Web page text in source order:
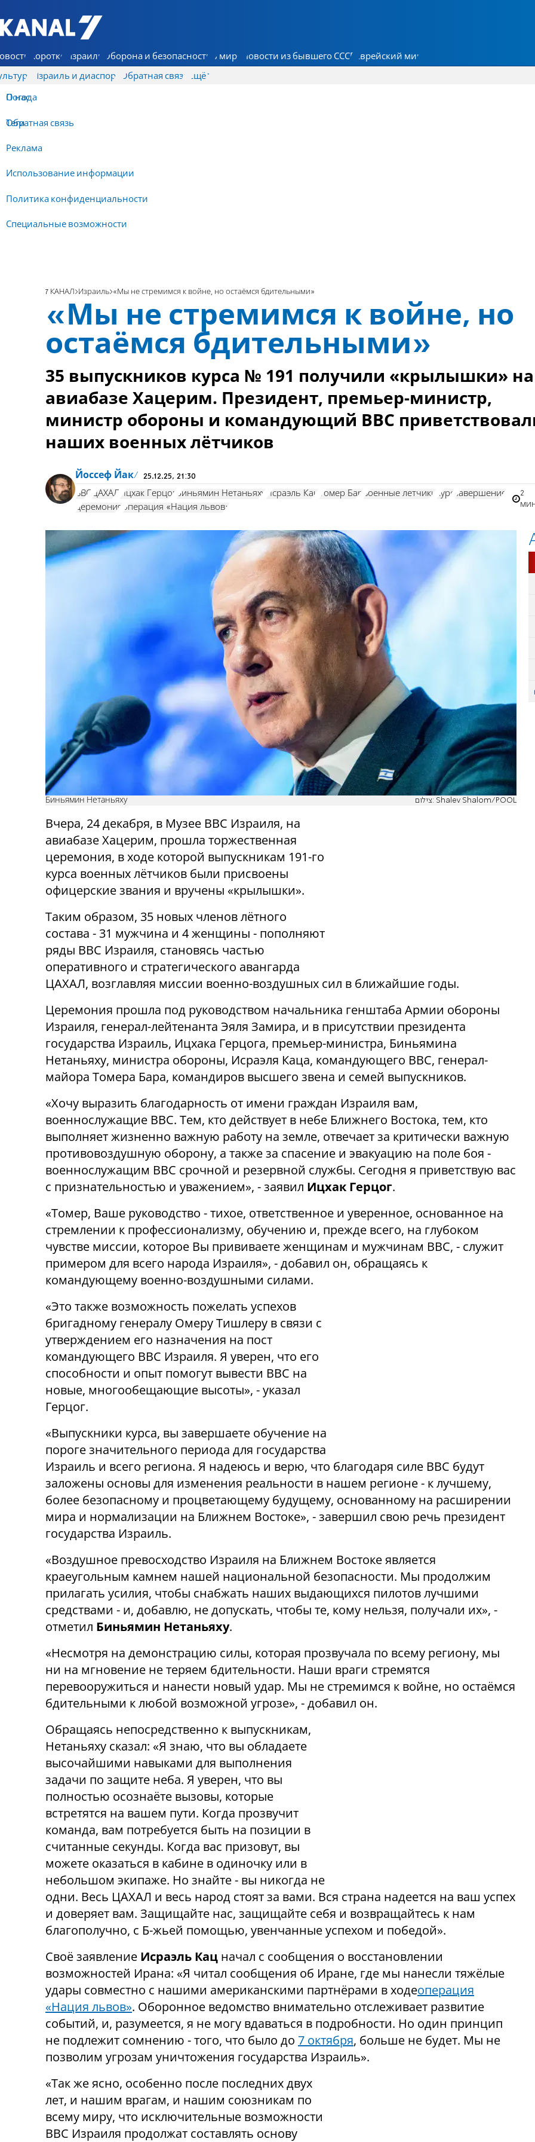
7 КАНАЛ - Аруц Шева
Коротко Израиль Оборона и безопасность В мире Новости из бывшего СССР Еврейский мир
Израиль и диаспора Обратная связь
О нас
Обратная связь
Реклама
Использование информации
Политика конфиденциальности
Специальные возможности
Ещё
Погода
Теги
7 КАНАЛ Израиль «Мы не стремимся к войне, но остаёмся бдительными»
«Мы не стремимся к войне, но
остаёмся бдительными»
35 выпускников курса № 191 получили «крылышки» на
авиабазе Хацерим. Президент, премьер-министр,
министр обороны и командующий ВВС
наших военных лётчиков
Йоссеф Йак 25.12.25, 21:30
ВВС ЦАХАЛ Ицхак Герцог Биньямин Нетаньяху Исраэль Кац Томер Бар военные летчики курс завершение
церемония операция «Нация львов»
2
Биньямин Нетаньяху צילום: Shalev Shalom/POOL
Вчера, 24 декабря, в Музее ВВС Израиля, на
авиабазе Хацерим, прошла торжественная
церемония, в ходе которой выпускникам 191-го
курса военных лётчиков были присвоены
офицерские звания и вручены «крылышки».
Таким образом, 35 новых членов лётного
состава - 31 мужчина и 4 женщины - пополняют
ряды ВВС Израиля, становясь частью
оперативного и стратегического авангарда
ЦАХАЛ, возглавляя миссии военно-воздушных сил в ближайшие годы.
Церемония прошла под руководством начальника генштаба Армии обороны
Израиля, генерал-лейтенанта Эяля Замира, и в присутствии президента
государства Израиль, Ицхака Герцога, премьер-министра, Биньямина
Нетаньяху, министра обороны, Исраэля Каца, командующего ВВС, генерал-
майора Томера Бара, командиров высшего звена и семей выпускников.
«Хочу выразить благодарность от имени граждан Израиля вам,
военнослужащие ВВС. Тем, кто действует в небе Ближнего Востока, тем, кто
выполняет жизненно важную работу на земле, отвечает за критически важную
противовоздушную оборону, а также за спасение и эвакуацию на поле боя -
военнослужащим ВВС срочной и резервной службы. Сегодня я приветствую вас
с признательностью и уважением», - заявил Ицхак Герцог.
«Томер, Ваше руководство - тихое, ответственное и уверенное, основанное на
стремлении к профессионализму, обучению и, прежде всего, на глубоком
чувстве миссии, которое Вы прививаете женщинам и мужчинам ВВС, - служит
примером для всего народа Израиля», - добавил он, обращаясь к
командующему военно-воздушными силами.
«Это также возможность пожелать успехов
бригадному генералу Омеру Тишлеру в связи с
утверждением его назначения на пост
командующего ВВС Израиля. Я уверен, что его
способности и опыт помогут вывести ВВС на
новые, многообещающие высоты», - указал
Герцог.
«Выпускники курса, вы завершаете обучение на
пороге значительного периода для государства
Израиль и всего региона. Я надеюсь и верю, что благодаря силе ВВС будут
заложены основы для изменения реальности в нашем регионе - к лучшему,
более безопасному и процветающему будущему, основанному на расширении
мира и нормализации на Ближнем Востоке», - завершил свою речь президент
государства Израиль.
«Воздушное превосходство Израиля на Ближнем Востоке является
краеугольным камнем нашей национальной безопасности. Мы продолжим
прилагать усилия, чтобы снабжать наших выдающихся пилотов лучшими
средствами - и, добавлю, не допускать, чтобы те, кому нельзя, получали их», -
отметил Биньямин Нетаньяху.
«Несмотря на демонстрацию силы, которая прозвучала по всему региону, мы
ни на мгновение не теряем бдительности. Наши враги стремятся
перевооружиться и нанести новый удар. Мы не стремимся к войне, но остаёмся
бдительными к любой возможной угрозе», - добавил он.
Обращаясь непосредственно к выпускникам,
Нетаньяху сказал: «Я знаю, что вы обладаете
высочайшими навыками для выполнения
задачи по защите неба. Я уверен, что вы
полностью осознаёте вызовы, которые
встретятся на вашем пути. Когда прозвучит
команда, вам потребуется быть на позиции в
считанные секунды. Когда вас призовут, вы
можете оказаться в кабине в одиночку или в
небольшом экипаже. Но знайте - вы никогда не
одни. Весь ЦАХАЛ и весь народ стоят за вами. Вся страна надеется на ваш успех
и доверяет вам. Защищайте нас, защищайте себя и возвращайтесь к нам
благополучно, с Б-жьей помощью, увенчанные успехом и победой».
Своё заявление Исраэль Кац начал с сообщения о восстановлении
возможностей Ирана: «Я читал сообщения об Иране, где мы нанесли тяжёлые
удары совместно с нашими американскими партнёрами в ходеоперация
«Нация львов». Оборонное ведомство внимательно отслеживает развитие
событий, и, разумеется, я не могу вдаваться в подробности. Но один принцип
не подлежит сомнению - того, что было до 7 октября, больше не будет. Мы не
позволим угрозам уничтожения государства Израиль».
«Так же ясно, особенно после последних двух
лет, и нашим врагам, и нашим союзникам по
всему миру, что исключительные возможности
ВВС Израиля продолжат составлять основу